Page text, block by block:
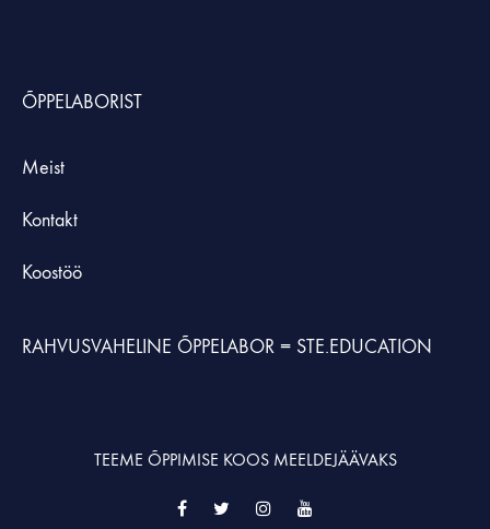
ÕPPELABORIST
Meist
Kontakt
Koostöö
RAHVUSVAHELINE ÕPPELABOR = STE.EDUCATION
TEEME ÕPPIMISE KOOS MEELDEJÄÄVAKS
FacebookTwitterInstagram